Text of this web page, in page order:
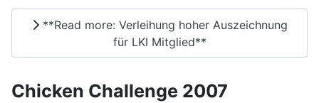
**Read more: Verleihung hoher Auszeichnung
für LKI Mitglied**
Chicken Challenge 2007